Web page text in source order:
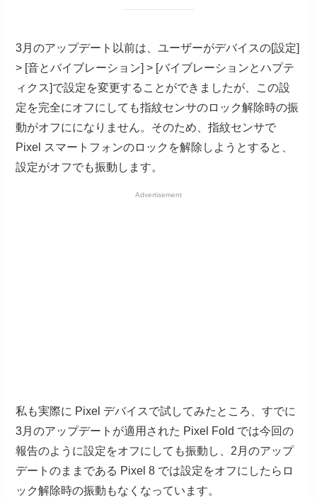
3月のアップデート以前は、ユーザーがデバイスの[設定]
> [音とバイブレーション] > [バイブレーションとハプテ
ィクス]で設定を変更することができましたが、この設
定を完全にオフにしても指紋センサのロック解除時の振
動がオフにになりません。そのため、指紋センサで
Pixel スマートフォンのロックを解除しようとすると、
設定がオフでも振動します。
Advertisement
私も実際に Pixel デバイスで試してみたところ、すでに
3月のアップデートが適用された Pixel Fold では今回の
報告のように設定をオフにしても振動し、2月のアップ
デートのままである Pixel 8 では設定をオフにしたらロ
ック解除時の振動もなくなっています。